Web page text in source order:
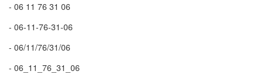
- 06 11 76 31 06
- 06-11-76-31-06
- 06/11/76/31/06
- 06_11_76_31_06